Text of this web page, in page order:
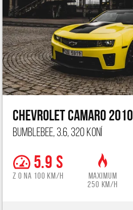
Chevrolet Camaro 2010
Bumblebee, 3.6, 320 koní
5.9 s
z 0 na 100 km/h
Maximum
250 km/h